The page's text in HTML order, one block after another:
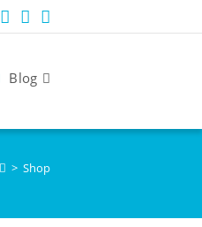
Blog
> Shop